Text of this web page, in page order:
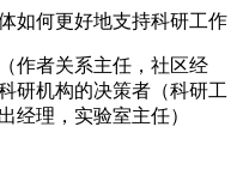
如何更好地支持科研工作
作者关系主任，社区经
研机构的决策者（科研工
经理，实验室主任）